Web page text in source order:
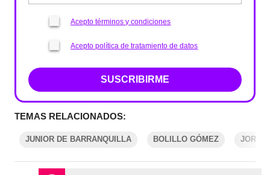
Acepto términos y condiciones
Acepto política de tratamiento de datos
SUSCRIBIRME
TEMAS RELACIONADOS:
JUNIOR DE BARRANQUILLA BOLILLO GÓMEZ JORGE